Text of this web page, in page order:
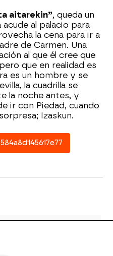
aitarekin”, queda un
al palacio para
la cena para ir a
de Carmen. Una
al que él cree que
que en realidad es
es un hombre y se
la cuadrilla se
la noche antes, y
ir con Piedad, cuando
Izaskun.